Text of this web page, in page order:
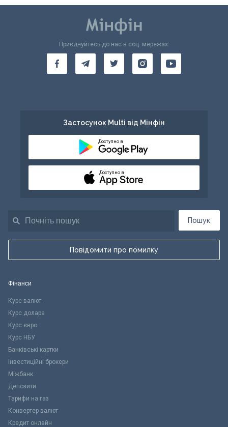
Пошук
Повідомити про помилку
Приєднуйтесь до нас в соц. мережах:
Застосунок Multi від Мінфін
Доступно в
Доступно в
Фінанси
Курс валют
Курс долара
Курс євро
Курс НБУ
Банківські картки
Інвестиційні брокери
Міжбанк
Депозити
Тарифи на газ
Конвертер валют
Кредит онлайн